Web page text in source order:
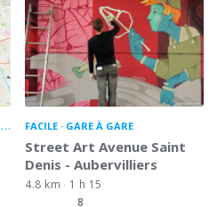
FACILE GARE À GARE
Street Art Avenue Saint
Denis - Aubervilliers
4.8 km
1 h 15
8